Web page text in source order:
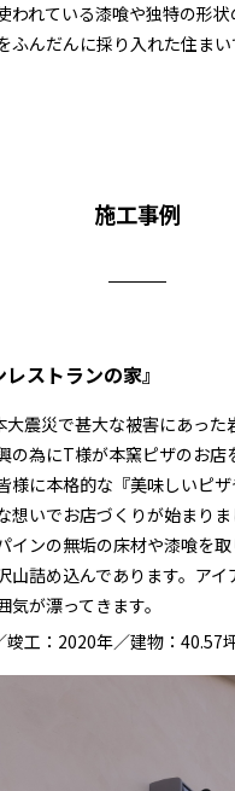
われている漆喰や独特の形
ふんだんに採り入れた住まい
施工事例
レストランの家』
大震災で甚大な被害にあった
の為にT様が本窯ピザのお店
様に本格的な『美味しいピ
想いでお店づくりが始まり
インの無垢の床材や漆喰を
山詰め込んであります。アイ
気が漂ってきます。
竣工：2020年／建物：40.57坪